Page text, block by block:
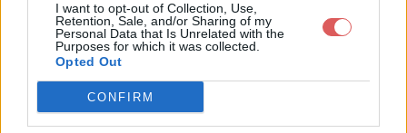
I want to opt-out of Collection, Use,
Retention, Sale, and/or Sharing of my
Personal Data that Is Unrelated with the
Purposes for which it was collected.
Opted Out
CONFIRM
Télécharger le fichier (253 Ko)